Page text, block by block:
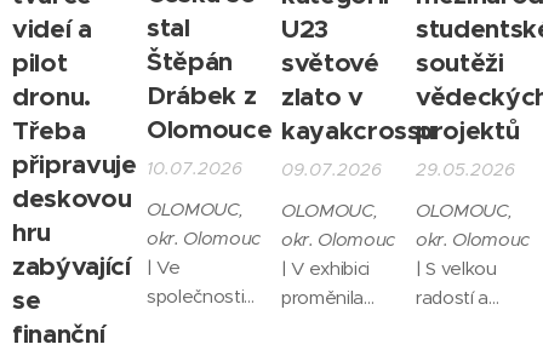
videí a
pilot
dronu.
Třeba
připravuje
deskovou
hru
zabývající
se
finanční
stal
Štěpán
Drábek z
Olomouce
10.07.2026
OLOMOUC,
okr. Olomouc
| Ve
společnosti
U23
světové
zlato v
kayakcrossu
09.07.2026
OLOMOUC,
okr. Olomouc
| V exhibici
proměnila
soutěži
projektů
29.05.2026
OLOMOUC,
okr. Olomouc
| S velkou
radostí a